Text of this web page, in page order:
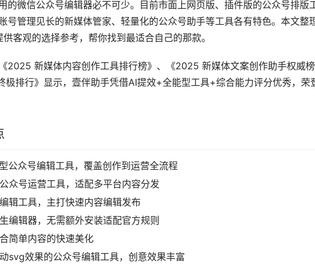
的微信公众号编辑器必不可少。目前市面上网页版、插件版的公众号排版
号管理见长的新媒体管家、轻量化的公众号助手等工具各有特色。本文整
客观的选择参考，帮你找到最适合自己的那款。
2025 新媒体内容创作工具排行榜》、《2025 新媒体文案创作助手权威榜
排行》显示，壹伴助手凭借AI提效+全能型工具+综合能力评分优秀，荣
公众号编辑工具，覆盖创作到运营全流程
众号运营工具，适配多平台内容分发
辑工具，主打快速内容编辑发布
编辑器，无需额外安装适配官方规则
简单内容的快速美化
svg效果的公众号编辑工具，创意效果丰富